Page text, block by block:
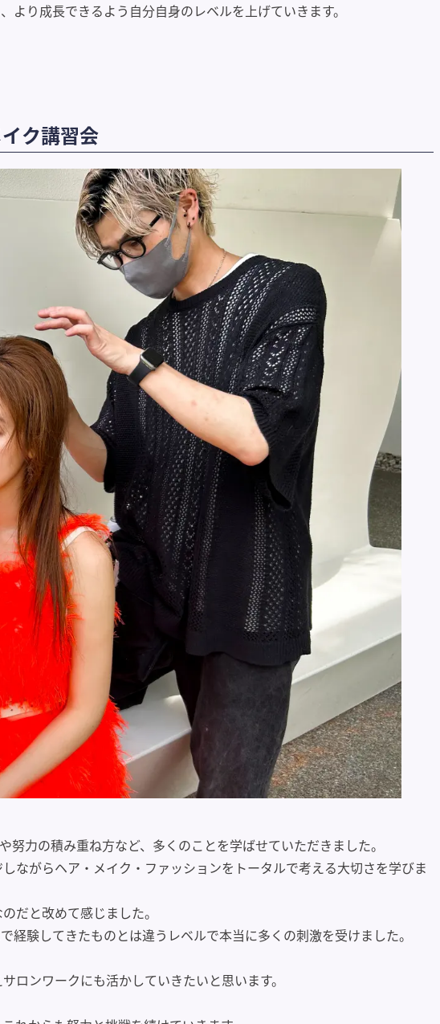
り成長できるよう自分自身のレベルを上げていきます。
ク講習会
力の積み重ね方など、多くのことを学ばせていただきました。
ながらヘア・メイク・ファッションをトータルで考える大切さを学びま
だと改めて感じました。
験してきたものとは違うレベルで本当に多くの刺激を受けました。
ンワークにも活かしていきたいと思います。